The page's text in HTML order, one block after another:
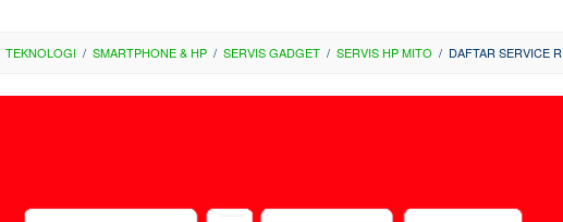
TEKNOLOGI / SMARTPHONE & HP / SERVIS GADGET / SERVIS HP MITO / DAFTAR SERVICE